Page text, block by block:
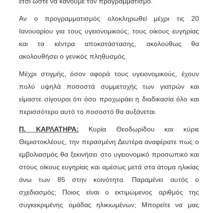
Αν ο προγραμματισμός ολοκληρωθεί μέχρι τις 20
Ιανουαρίου για τους υγειονομικούς, τους οίκους ευγηρίας
και τα κέντρα αποκατάστασης, ακολούθως θα
ακολουθήσει ο γενικός πληθυσμός.
Μέχρι στιγμής, όσον αφορά τους υγειονομικούς, έχουν
πολύ υψηλά ποσοστά συμμετοχής των γιατρών και
είμαστε σίγουροι ότι όσο προχωράει η διαδικασία όλο και
περισσότερο αυτό το ποσοστό θα αυξάνεται.
Π. ΚΑΡΛΑΤΗΡΑ: Κυρία Θεοδωρίδου και κύριε
Θεμιστοκλέους, την περασμένη Δευτέρα αναφέρατε πως ο
εμβολιασμός θα ξεκινήσει στο υγειονομικό προσωπικό και
στους οίκους ευγηρίας και αμέσως μετά στα άτομα ηλικίας
άνω των 85 στην κοινότητα. Παραμένει αυτός ο
σχεδιασμός; Ποιος είναι ο εκτιμώμενος αριθμός της
συγκεκριμένης ομάδας ηλικιωμένων; Μπορείτε να μας